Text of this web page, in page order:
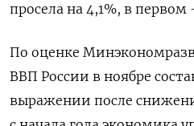
просела на 4,1%, в первом
По оценке
ВВП России в ноябре
выражении после